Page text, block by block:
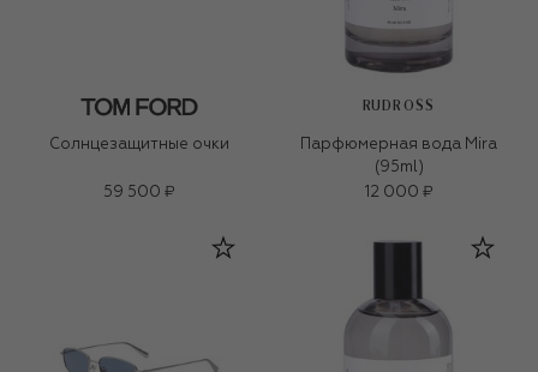
Солнцезащитные очки
59 500 ₽
RUDROSS
Парфюмерная вода Mira
(95ml)
12 000 ₽